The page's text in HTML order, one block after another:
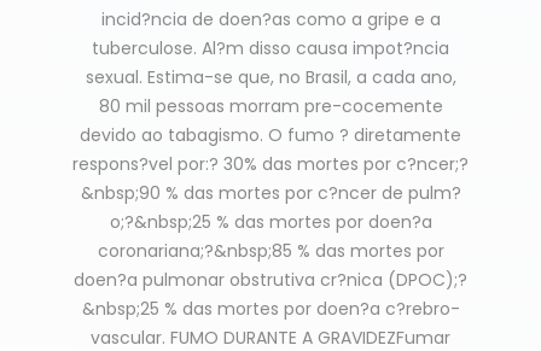
incid?ncia de doen?as como a gripe e a
tuberculose. Al?m disso causa impot?ncia
sexual. Estima-se que, no Brasil, a cada ano,
80 mil pessoas morram pre-cocemente
devido ao tabagismo. O fumo ? diretamente
respons?vel por:? 30% das mortes por c?ncer;?
&nbsp;90 % das mortes por c?ncer de pulm?
o;?&nbsp;25 % das mortes por doen?a
coronariana;?&nbsp;85 % das mortes por
doen?a pulmonar obstrutiva cr?nica (DPOC);?
&nbsp;25 % das mortes por doen?a c?rebro-
vascular. FUMO DURANTE A GRAVIDEZFumar